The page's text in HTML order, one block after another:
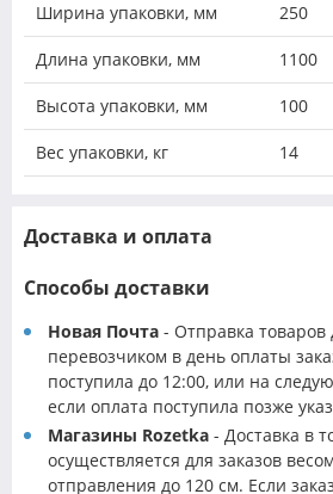
Ширина упаковки, мм 250
Длина упаковки, мм 1100
Высота упаковки, мм 100
Вес упаковки, кг 14
Доставка и оплата
Способы доставки
Новая Почта - Отправка
перевозчиком в день оплаты
поступила до 12:00, или на
если оплата поступила позже
Магазины Rozetka - Доставка в
осуществляется для заказов
отправления до 120 см. Если